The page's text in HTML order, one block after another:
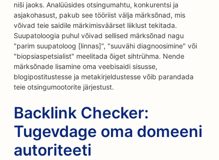
niši jaoks. Analüüsides otsingumahtu, konkurentsi ja
asjakohasust, pakub see tööriist välja märksõnad, mis
võivad teie saidile märkimisväärset liiklust tekitada.
Suupatoloogia puhul võivad sellised märksõnad nagu
"parim suupatoloog [linnas]", "suuvähi diagnoosimine" või
"biopsiaspetsialist" meelitada õiget sihtrühma. Nende
märksõnade lisamine oma veebisaidi sisusse,
blogipostitustesse ja metakirjeldustesse võib parandada
teie otsingumootorite järjestust.
Backlink Checker:
Tugevdage oma domeeni
autoriteeti